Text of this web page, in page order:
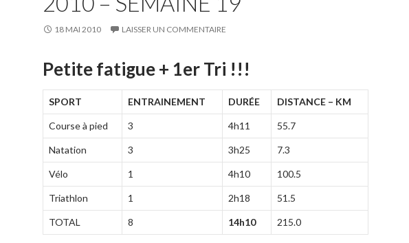
18 MAI 2010 LAISSER UN COMMENTAIRE
Petite fatigue + 1er Tri !!!
SPORT ENTRAINEMENT DURÉE DISTANCE – KM
Course à pied 3 4h11 55.7
Natation 3 3h25 7.3
Vélo 1 4h10 100.5
Triathlon 1 2h18 51.5
TOTAL 8 14h10 215.0